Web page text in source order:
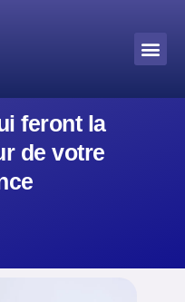
feront la
de votre